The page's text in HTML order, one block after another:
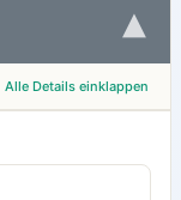
▾
Alle Details einklappen